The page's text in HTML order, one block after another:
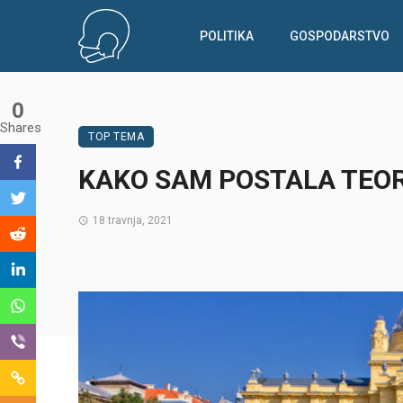
POLITIKA GOSPODARSTVO
TOP TEMA
KAKO SAM POSTALA
18 travnja, 2021
0
Shares